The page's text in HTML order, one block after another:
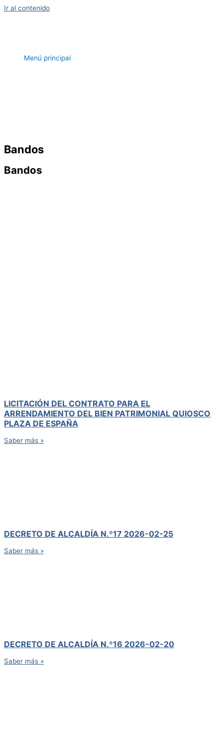
Ir al contenido
Menú principal
Bandos
Bandos
LICITACIÓN DEL CONTRATO PARA EL
ARRENDAMIENTO DEL BIEN PATRIMONIAL QUIOSCO
PLAZA DE ESPAÑA
Saber más »
DECRETO DE ALCALDÍA N.º17 2026-02-25
Saber más »
DECRETO DE ALCALDÍA N.º16 2026-02-20
Saber más »